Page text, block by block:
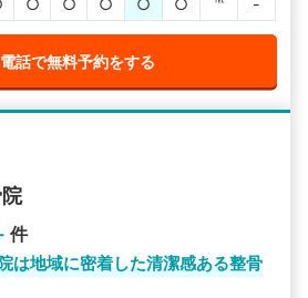
電話で無料予約をする
件
は地域に密着した清潔感ある整骨